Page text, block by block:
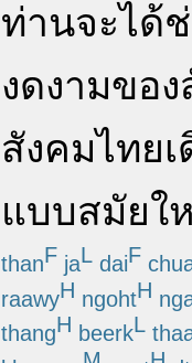
ท่านจะได้
งดงามของ
สังคมไทย
แบบสมัยใ
thanF jaL daiF
raawyH ngohtH
thangH beerkL